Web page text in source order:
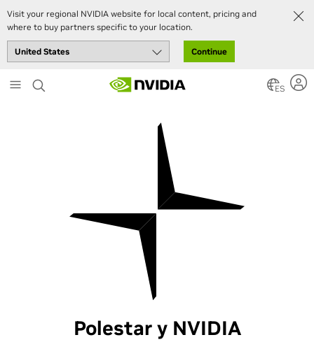
Visit your regional NVIDIA website for local content, pricing and
where to buy partners specific to your location.
Continue
to
ES
Polestar y NVIDIA